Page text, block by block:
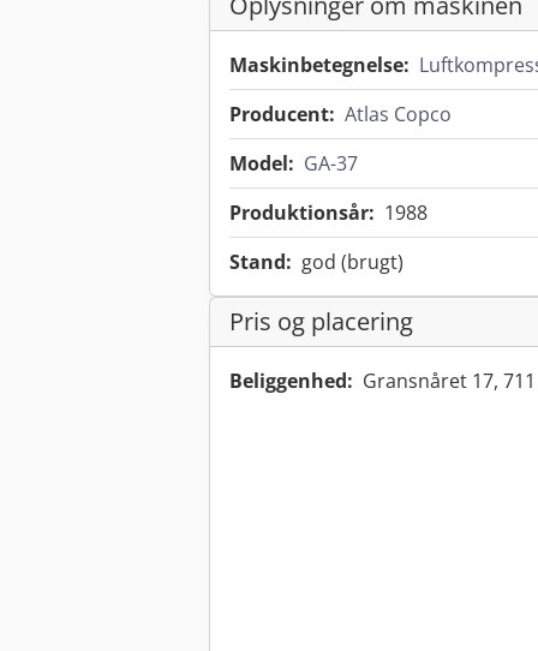
Maskinbetegnelse:
Producent: Atlas Copco
Model: GA-37
Produktionsår: 1988
Stand: god (brugt)
Pris og placering
Beliggenhed: Gransnåret 17,